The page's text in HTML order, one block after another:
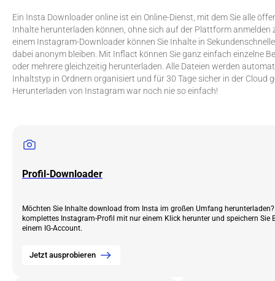
Ein Insta Downloader online ist ein Online-Dienst, mit dem Sie alle
Inhalte herunterladen können, ohne sich auf der Plattform anmelden
einem Instagram-Downloader können Sie Inhalte in
dabei anonym bleiben. Mit Inflact können Sie ganz einfach einzelne
oder mehrere gleichzeitig herunterladen. Alle Dateien werden
Inhaltstyp in Ordnern organisiert und für 30 Tage sicher in der Cloud
Herunterladen von Instagram war noch nie so einfach!
Profil-Downloader
Möchten Sie Inhalte download from Insta im großen Umfang herunterladen?
komplettes Instagram-Profil mit nur einem Klick herunter und speichern Sie
einem IG-Account.
Jetzt ausprobieren